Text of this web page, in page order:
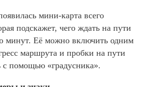
мини-карта всего
подскажет, чего ждать на пути
минут. Её можно включить одним
маршрута и пробки на пути
помощью «градусника».